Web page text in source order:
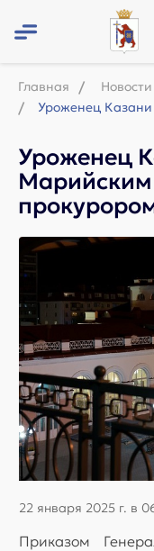
Главная
Новости
Уроженец
22 января 2025 г. в
Приказом